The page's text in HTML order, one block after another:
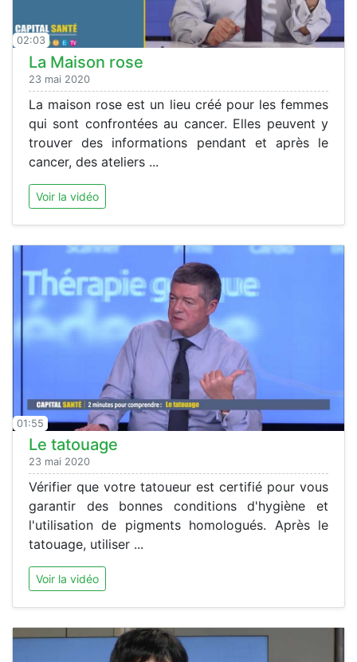
02:03
La Maison rose
23 mai 2020
La maison rose est un lieu créé pour les femmes
qui sont confrontées au cancer. Elles peuvent y
trouver des informations pendant et après le
cancer, des ateliers ...
Voir la vidéo
01:55
Le tatouage
23 mai 2020
Vérifier que votre tatoueur est certifié pour vous
garantir des bonnes conditions d'hygiène et
l'utilisation de pigments homologués. Après le
tatouage, utiliser ...
Voir la vidéo